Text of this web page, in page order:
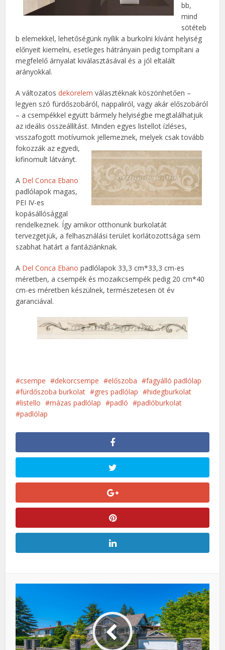
bb,
mind
sötéteb
b elemekkel, lehetőségünk nyílik a burkolni kívánt helyiség
előnyeit kiemelni, esetleges hátrányain pedig tompítani a
megfelelő árnyalat kiválasztásával és a jól eltalált
arányokkal.
A változatosdekorelem választéknak köszönhetően –
legyen szó fürdőszobáról, nappaliról, vagy akár előszobáról
– a csempékkel együtt bármely helyiségbe megtalálhatjuk
az ideális összeállítást. Minden egyes listellot ízléses,
visszafogott motívumok jellemeznek,melyek csak tovább
fokozzák az egyedi,
kifinomult látványt.
A Del Conca Ebano
padlólapok magas,
PEI IV-es
kopásállósággal
rendelkeznek. Így amikor otthonunk burkolatát
tervezgetjük, a felhasználási terület korlátozottsága sem
szabhat határt a fantáziánknak.
A Del Conca Ebano padlólapok 33,3 cm*33,3 cm-es
méretben, a csempék és mozaikcsempék pedig 20 cm*40
cm-es méretben készülnek, természetesen öt év
garanciával.
csempe dekorcsempe előszoba
fagyálló padlólap
fürdőszoba burkolat
gres padlólap
hidegburkolat
listello
mázas padlólap padló
padlóburkolat
padlólap